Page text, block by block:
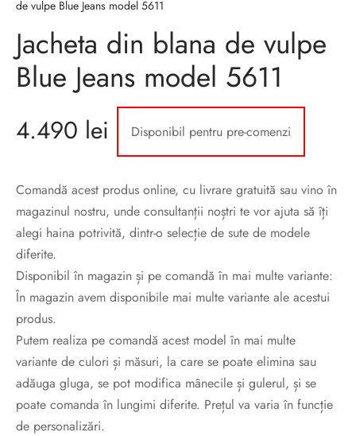
de vulpe Blue Jeans model 5611
Jacheta din blana de vulpe
Blue Jeans model 5611
4.490 lei Disponibil pentru pre-comenzi
Comandă acest produs online, cu livrare gratuită sau vino în
magazinul nostru, unde consultanții noștri te vor ajuta să îți
alegi haina potrivită, dintr-o selecție de sute de modele
diferite.
Disponibil în magazin și pe comandă în mai multe variante:
În magazin avem disponibile mai multe variante ale acestui
produs.
Putem realiza pe comandă acest model în mai multe
variante de culori și măsuri, la care se poate elimina sau
adăuga gluga, se pot modifica mânecile și gulerul, și se
poate comanda în lungimi diferite. Prețul va varia în funcție
de personalizări.
de blana
blanuri (Fur SPA)